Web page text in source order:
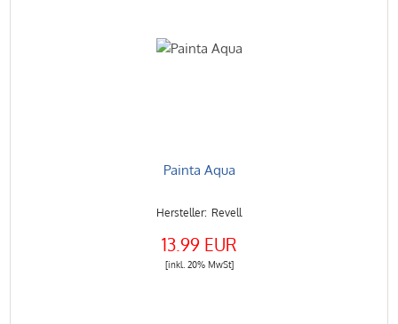
Painta Aqua
Revell
13.99 EUR
[inkl. 20% MwSt]